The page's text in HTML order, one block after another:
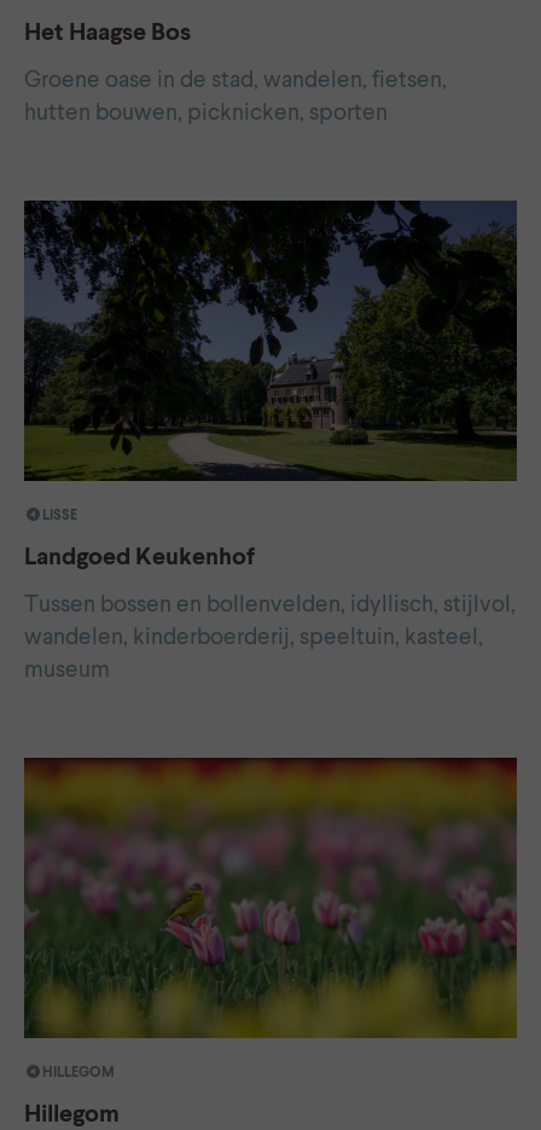
Het Haagse Bos
Groene oase in de stad, wandelen, fietsen,
hutten bouwen, picknicken, sporten
LISSE
Landgoed Keukenhof
Tussen bossen en bollenvelden, idyllisch, stijlvol,
wandelen, kinderboerderij, speeltuin, kasteel,
museum
HILLEGOM
Hillegom